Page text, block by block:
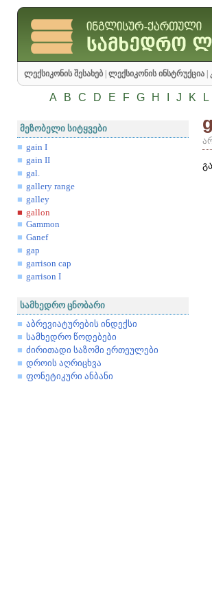
ლექსიკონის შესახებ ლექსიკონის ინსტრუქცია
A B C D E F G H J K L
მეზობელი სიტყვები
gain I
gain II
gal.
gallery range
galley
gallon
Gammon
Ganef
gap
garrison cap
garrison I
სამხედრო ცნობარი
აბრევიატურების ინდექსი
სამხედრო წოდებები
ძირითადი საზომი ერთეულები
დროის აღრიცხვა
ფონეტიკური ანბანი